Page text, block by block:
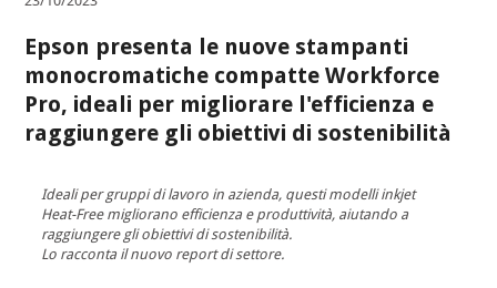
Epson presenta le nuove stampanti
monocromatiche compatte Workforce
Pro, ideali per migliorare l'efficienza e
raggiungere gli obiettivi di sostenibilità
Ideali per gruppi di lavoro in azienda, questi modelli inkjet
Heat-Free migliorano efficienza e produttività, aiutando a
raggiungere gli obiettivi di sostenibilità.
Lo racconta il nuovo report di settore.